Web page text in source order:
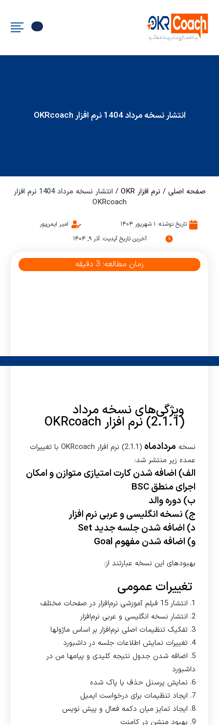
انتشار نسخه مرداد 1404 نرم افزار OKRcoach
صفحه اصلی / نرم افزار OKR /
انتشار نسخه مرداد 1404 نرم افزار
OKRcoach
تاریخ نوشته: ۱ شهریور ۱۴۰۴
امیر ایمن‌پور
آخرین تاریخ آپدیت: آذر ۹, ۱۴۰۴
زمان مطالعه: 3 دقیقه
ویژگی‌های نسخه مرداد
(2.1.1) نرم افزار OKRcoach
نسخه مردادماه
(2.1.1) نرم افزار OKRcoach با تغییرات
عمده زیر منتشر شد:
الف) اضافه شدن کارت امتیازی متوازن و امکان
اجرای منطق BSC
ب) دوره والد
ج) نسخه انگلیسی و عربی نرم افزار
د) اضافه شدن جلسه جدید Set
و) اضافه شدن مفهوم Goal
بهبودهای این نسخه عبارتند از:
تغییرات عمومی
1. انتشار 15 فیلم آموزشی نر‌م‌افزار در صفحات مختلف
2. انتشار نسخه انگلیسی و عربی نرم‌افزار
3. تفکیک تنظیمات اصلی نرم‌افزار بر اساس ماژولها
4. تغییرات نمایش اطلاعات جلسه در داشبورد
5. اضافه شدن جدول نتیجه کلیدی و پیامها من در
داشبورد
6. نمایش پرسنل حذف یا پاک شده
7. ایجاد تنظیمات برای درخواست ایمیل
8. ایجاد تمایز میان دکمه فعال و پیش نویس
9. بهبود منشن در کامنت